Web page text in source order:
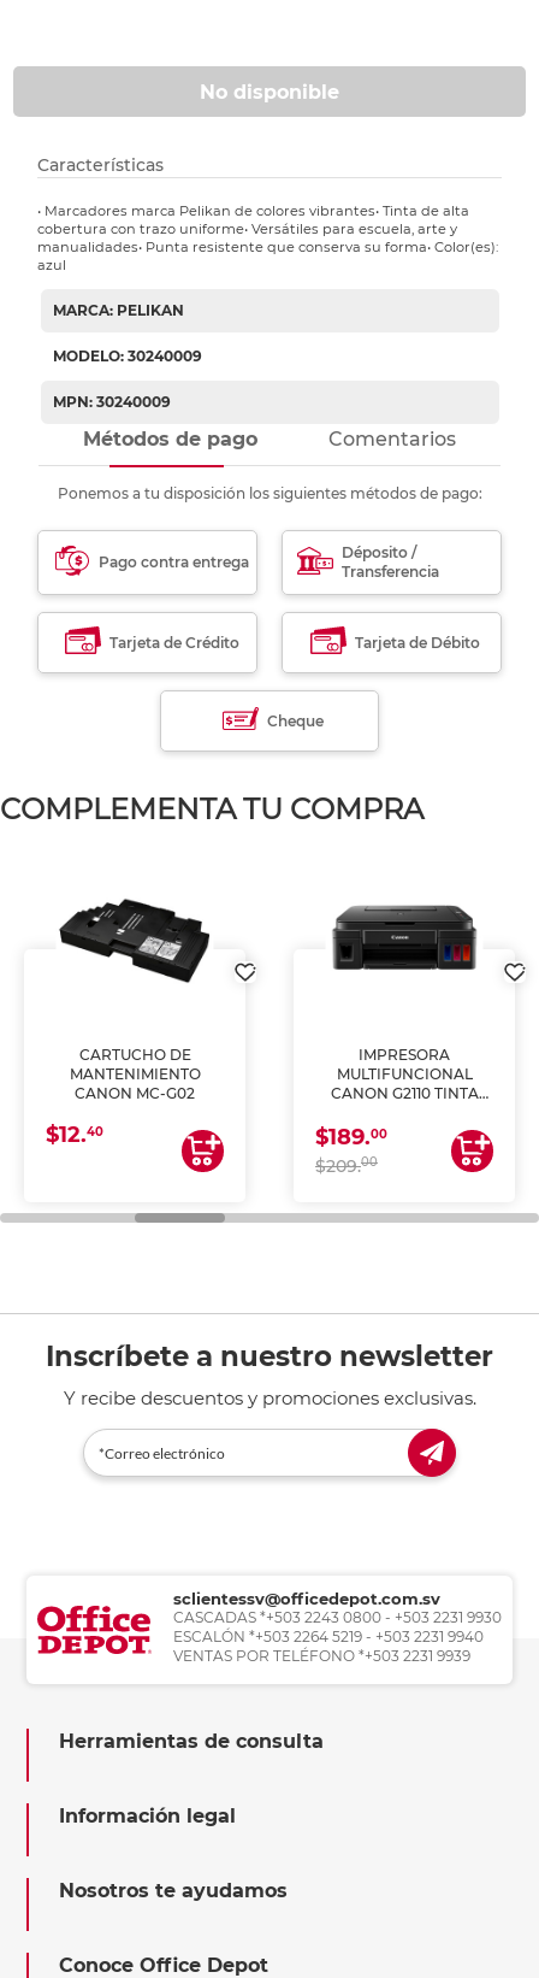
No disponible
Características
• Marcadores marca Pelikan de colores vibrantes• Tinta de alta
cobertura con trazo uniforme• Versátiles para escuela, arte y
manualidades• Punta resistente que conserva su forma• Color(es):
azul
MARCA: PELIKAN
MODELO: 30240009
MPN: 30240009
Métodos de pago Comentarios
Ponemos a tu disposición los siguientes métodos de pago:
Pago contra entrega
Déposito /
Transferencia
Tarjeta de Crédito Tarjeta de Débito
Cheque
COMPLEMENTA TU COMPRA
CARTUCHO DE
MANTENIMIENTO
CANON MC-G02
$12.40
IMPRESORA
MULTIFUNCIONAL
CANON G2110 TINTA
$189.00
$209.00
Inscríbete a nuestro newsletter
Y recibe descuentos y promociones exclusivas.
sclientessv@officedepot.com.sv
CASCADAS *+503 2243 0800 - +503 2231 9930
ESCALÓN *+503 2264 5219 - +503 2231 9940
VENTAS POR TELÉFONO *+503 2231 9939
Herramientas de consulta
Información legal
Nosotros te ayudamos
Conoce Office Depot